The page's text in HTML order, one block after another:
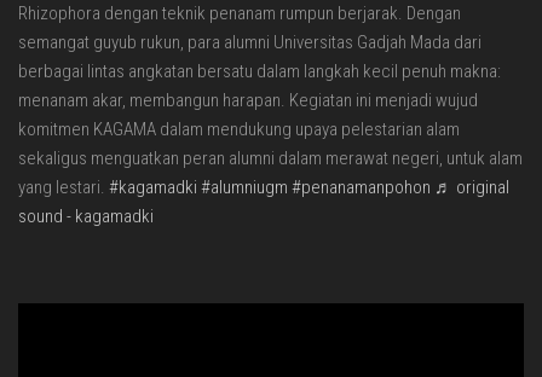
Rhizophora dengan teknik penanam rumpun berjarak. Dengan
semangat guyub rukun, para alumni Universitas Gadjah Mada dari
berbagai lintas angkatan bersatu dalam langkah kecil penuh makna:
menanam akar, membangun harapan. Kegiatan ini menjadi wujud
komitmen KAGAMA dalam mendukung upaya pelestarian alam
sekaligus menguatkan peran alumni dalam merawat negeri, untuk alam
yang lestari. #kagamadki #alumniugm #penanamanpohon ♬ original
sound - kagamadki